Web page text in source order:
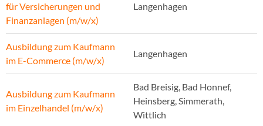
für Versicherungen und
Finanzanlagen (m/w/x)
Langenhagen
Ausbildung zum Kaufmann
im E-Commerce (m/w/x)
Langenhagen
Ausbildung zum Kaufmann
im Einzelhandel (m/w/x)
Bad Breisig, Bad Honnef,
Heinsberg, Simmerath,
Wittlich